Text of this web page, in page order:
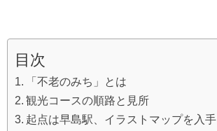
目次
「不老のみち」とは
観光コースの順路と見所
起点は早島駅、イラストマップを入手